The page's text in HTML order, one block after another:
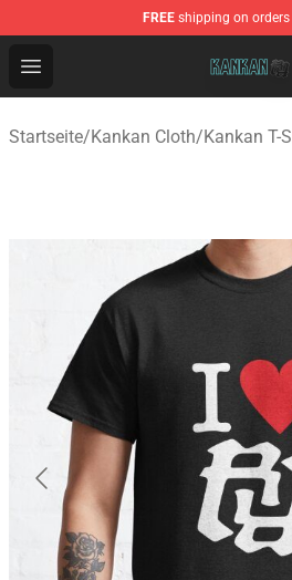
FREE shipping on orders
Open menu
Kankan Store - Official
Startseite/Kankan Cloth/Kankan T-